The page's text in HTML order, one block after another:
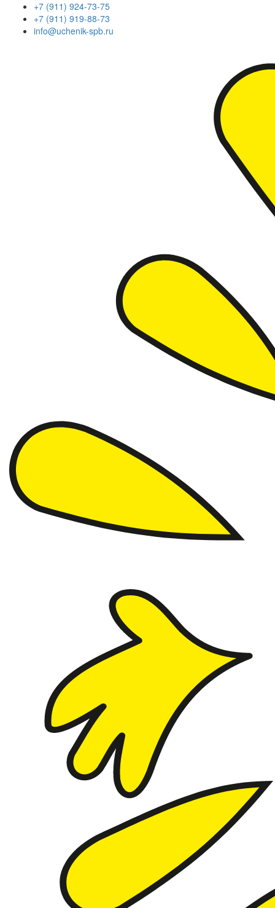
+7 (911) 924-73-75
+7 (911) 919-88-73
info@uchenik-spb.ru